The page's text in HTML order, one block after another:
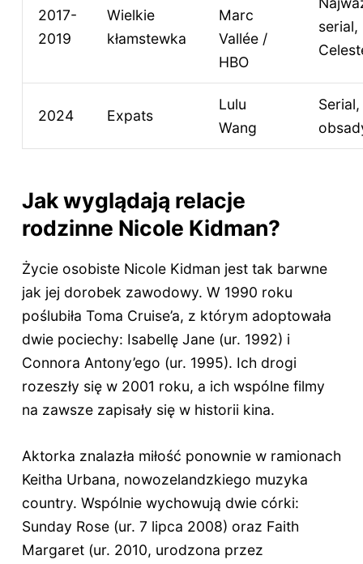
2017-
2019
Wielkie
kłamstewka
Marc
Vallée /
HBO
serial,
2024 Expats
Lulu
Wang
Jak wyglądają relacje
rodzinne Nicole Kidman?
Życie osobiste Nicole Kidman jest tak barwne
jak jej dorobek zawodowy. W 1990 roku
poślubiła Toma Cruise’a, z którym adoptowała
dwie pociechy: Isabellę Jane (ur. 1992) i
Connora Antony’ego (ur. 1995). Ich drogi
rozeszły się w 2001 roku, a ich wspólne filmy
na zawsze zapisały się w historii kina.
Aktorka znalazła miłość ponownie w ramionach
Keitha Urbana, nowozelandzkiego muzyka
country. Wspólnie wychowują dwie córki:
Sunday Rose (ur. 7 lipca 2008) oraz Faith
Margaret (ur. 2010, urodzona przez